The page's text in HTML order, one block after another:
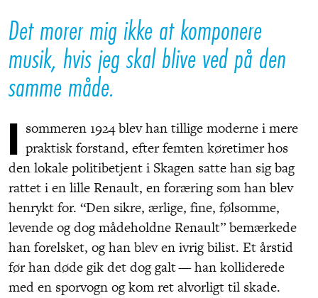
Det morer mig ikke at komponere
musik, hvis jeg skal blive ved på den
samme måde.
I sommeren 1924 blev han tillige moderne i mere
praktisk forstand, efter femten køretimer hos
den lokale politibetjent i Skagen satte han sig bag
rattet i en lille Renault, en foræring som han blev
henrykt for. “Den sikre, ærlige, fine, følsomme,
levende og dog mådeholdne Renault” bemærkede
han forelsket, og han blev en ivrig bilist. Et årstid
før han døde gik det dog galt — han kolliderede
med en sporvogn og kom ret alvorligt til skade.